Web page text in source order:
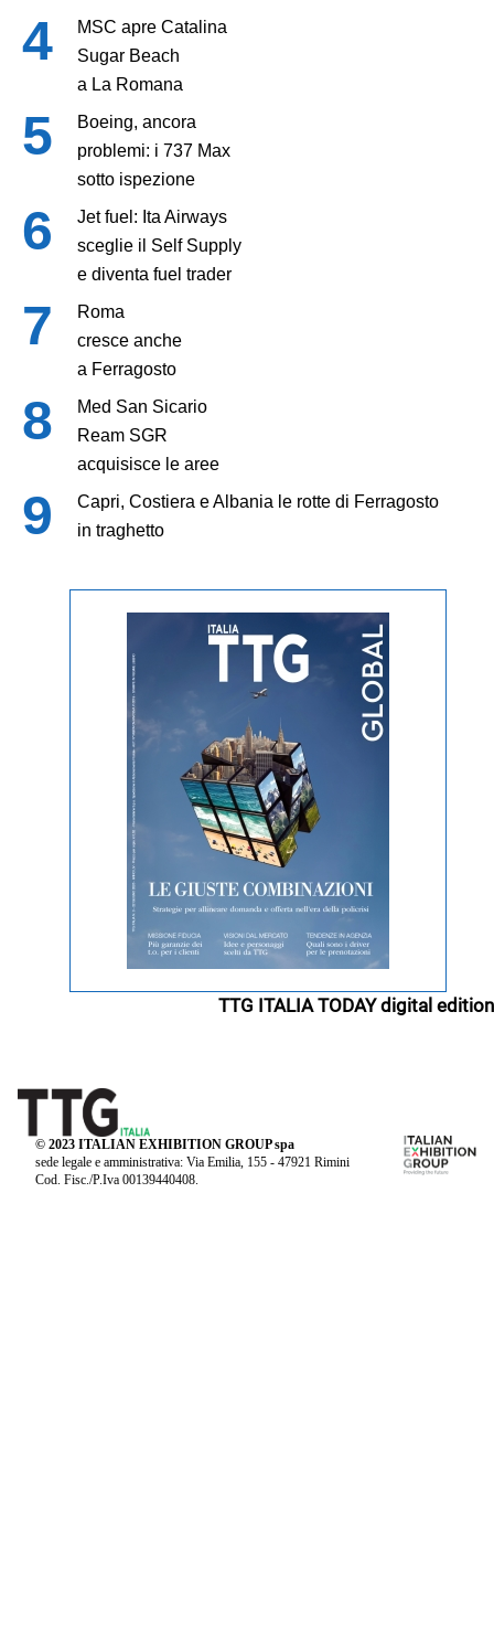
MSC apre Catalina
Sugar Beach
a La Romana
Boeing, ancora
problemi: i 737 Max
sotto ispezione
Jet fuel: Ita Airways
sceglie il Self Supply
e diventa fuel trader
Roma
cresce anche
a Ferragosto
Med San Sicario
Ream SGR
acquisisce le aree
Capri, Costiera e Albania le rotte di Ferragosto
in traghetto
TTG ITALIA TODAY digital edition
© 2023 ITALIAN EXHIBITION GROUP spa
sede legale e amministrativa: Via Emilia, 155 - 47921 Rimini
Cod. Fisc./P.Iva 00139440408.